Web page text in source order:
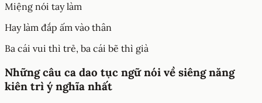
Miệng nói tay làm
Hay làm đắp ấm vào thân
Ba cái vui thì trẻ, ba cái bẽ thì già
Những câu ca dao tục ngữ nói về siêng năng
kiên trì ý nghĩa nhất